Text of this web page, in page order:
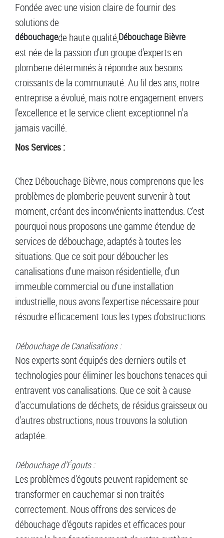
Fondée avec une vision claire de fournir des
solutions de
débouchagede haute qualité,Débouchage Bièvre
est née de la passion d'un groupe d'experts en
plomberie déterminés à répondre aux besoins
croissants de la communauté. Au fil des ans, notre
entreprise a évolué, mais notre engagement envers
l'excellence et le service client exceptionnel n'a
jamais vacillé.
Nos Services :
Chez Débouchage Bièvre, nous comprenons que les
problèmes de plomberie peuvent survenir à tout
moment, créant des inconvénients inattendus. C'est
pourquoi nous proposons une gamme étendue de
services de débouchage, adaptés à toutes les
situations. Que ce soit pour déboucher les
canalisations d'une maison résidentielle, d'un
immeuble commercial ou d'une installation
industrielle, nous avons l'expertise nécessaire pour
résoudre efficacement tous les types d'obstructions.
Débouchage de Canalisations :
Nos experts sont équipés des derniers outils et
technologies pour éliminer les bouchons tenaces qui
entravent vos canalisations. Que ce soit à cause
d'accumulations de déchets, de résidus graisseux ou
d'autres obstructions, nous trouvons la solution
adaptée.
Débouchage d'Égouts :
Les problèmes d'égouts peuvent rapidement se
transformer en cauchemar si non traités
correctement. Nous offrons des services de
débouchage d'égouts rapides et efficaces pour